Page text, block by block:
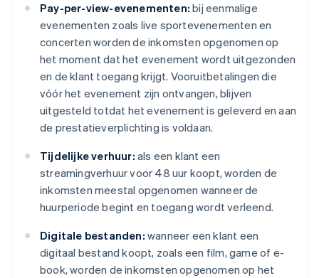
Pay-per-view-evenementen: bij eenmalige
evenementen zoals live sportevenementen en
concerten worden de inkomsten opgenomen op
het moment dat het evenement wordt uitgezonden
en de klant toegang krijgt. Vooruitbetalingen die
vóór het evenement zijn ontvangen, blijven
uitgesteld totdat het evenement is geleverd en aan
de prestatieverplichting is voldaan.
Tijdelijke verhuur: als een klant een
streamingverhuur voor 48 uur koopt, worden de
inkomsten meestal opgenomen wanneer de
huurperiode begint en toegang wordt verleend.
Digitale bestanden: wanneer een klant een
digitaal bestand koopt, zoals een film, game of e-
book, worden de inkomsten opgenomen op het